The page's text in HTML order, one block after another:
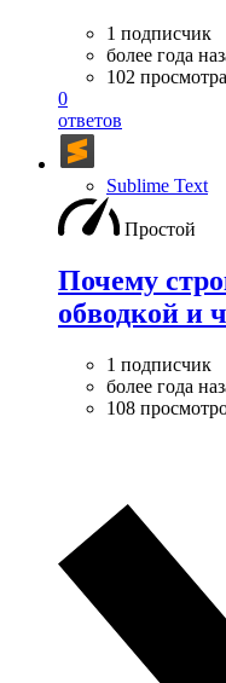
1 подписчик
более года
102 просмотра
0
ответов
Sublime Text
Простой
Почему
обводкой и
1 подписчик
более года
108